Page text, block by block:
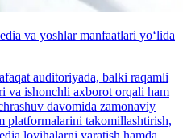
va yoshlar manfaatlari yo‘lida
auditoriyada, balki raqamli
va ishonchli axborot orqali ham
davomida zamonaviy
platformalarini takomillashtirish,
loyihalarni yaratish hamda